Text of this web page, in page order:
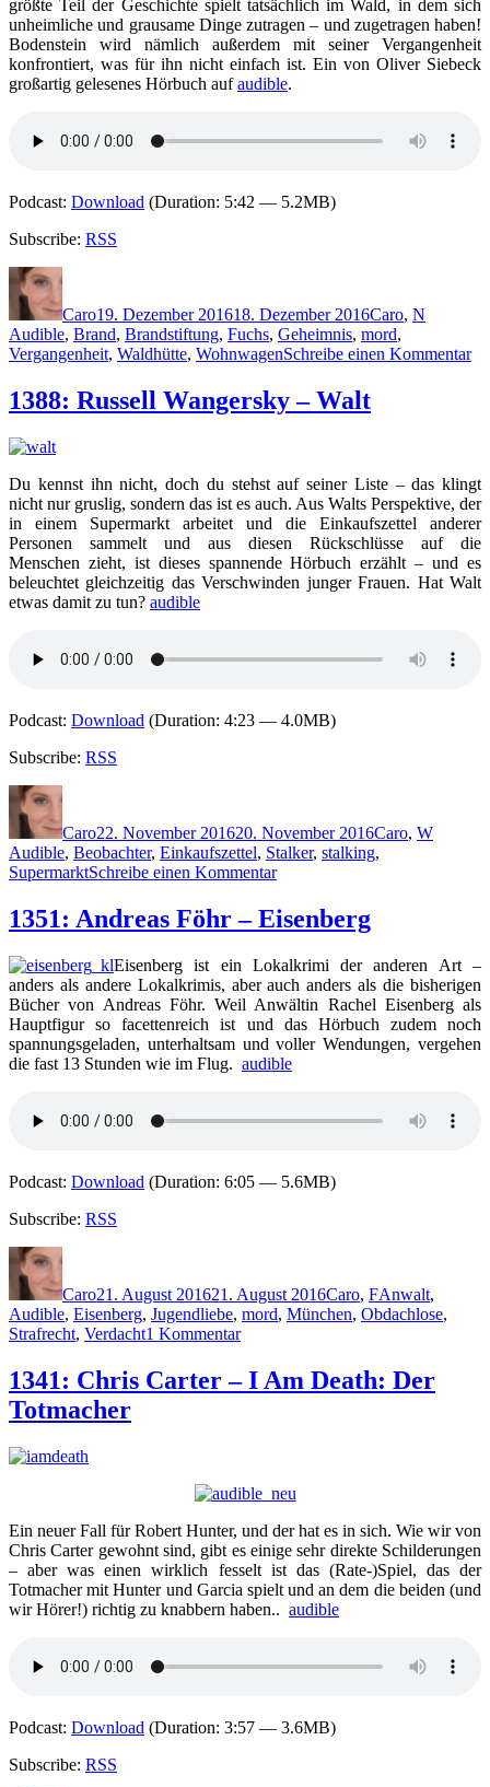
größte Teil der Geschichte spielt tatsächlich im Wald, in dem sich
unheimliche und grausame Dinge zutragen – und zugetragen haben!
Bodenstein wird nämlich außerdem mit seiner Vergangenheit
konfrontiert, was für ihn nicht einfach ist. Ein von Oliver Siebeck
großartig gelesenes Hörbuch aufaudible.
Podcast: Download (Duration: 5:42 — 5.2MB)
Subscribe: RSS
Autor
Caro19. Dezember 201618. Dezember 2016Caro, N
Audible, Brand, Brandstiftung, Fuchs, Geheimnis, mord,
Vergangenheit, Waldhütte, WohnwagenSchreibe einen Kommentarzu
1388: Russell Wangersky – Walt
Du kennst ihn nicht, doch du stehst auf seiner Liste – das klingt
nicht nur gruslig, sondern das ist es auch. Aus Walts Perspektive, der
in einem Supermarkt arbeitet und die Einkaufszettel anderer
Personen sammelt und aus diesen Rückschlüsse auf die
Menschen zieht, ist dieses spannende Hörbuch erzählt – und es
beleuchtet gleichzeitig das Verschwinden junger Frauen. Hat Walt
etwas damit zu tun? audible
Podcast: Download (Duration: 4:23 — 4.0MB)
Subscribe: RSS
Autor
Caro22. November 201620. November 2016Caro, W
Audible, Beobachter, Einkaufszettel, Stalker, stalking,
SupermarktSchreibe einen Kommentarzu
Russell
Wangersky
Walt
1351: Andreas Föhr – Eisenberg
Eisenberg ist ein Lokalkrimi der anderen Art –
anders als andere Lokalkrimis, aber auch anders als die bisherigen
Bücher von Andreas Föhr. Weil Anwältin Rachel Eisenberg als
Hauptfigur so facettenreich ist und das Hörbuch zudem noch
spannungsgeladen, unterhaltsam und voller Wendungen, vergehen
die fast 13 Stunden wie im Flug. audible
Podcast: Download (Duration: 6:05 — 5.6MB)
Subscribe: RSS
Autor
Caro21. August 201621. August 2016Caro, FAnwalt,
Audible, Eisenberg, Jugendliebe, mord, München, Obdachlose,
Strafrecht, Verdacht1 Kommentarzu
Andreas
Föhr
1341: Chris Carter – I Am Death: Der
Totmacher
Ein neuer Fall für Robert Hunter, und der hat es in sich. Wie wir von
Chris Carter gewohnt sind, gibt es einige sehr direkte Schilderungen
– aber was einen wirklich fesselt ist das (Rate-)Spiel, das der
Totmacher mit Hunter und Garcia spielt und an dem die beiden (und
wir Hörer!) richtig zu knabbern haben.. audible
Podcast: Download (Duration: 3:57 — 3.6MB)
Subscribe: RSS